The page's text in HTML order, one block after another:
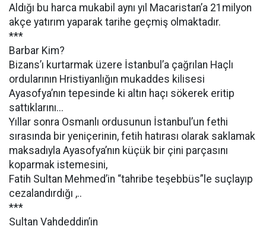
Aldığı bu harca mukabil aynı yıl Macaristan’a 21milyon
akçe yatırım yaparak tarihe geçmiş olmaktadır.
***
Barbar Kim?
Bizans’ı kurtarmak üzere İstanbul’a çağrılan Haçlı
ordularının Hristiyanlığın mukaddes kilisesi
Ayasofya’nın tepesinde ki altın haçı sökerek eritip
sattıklarını...
Yıllar sonra Osmanlı ordusunun İstanbul’un fethi
sırasında bir yeniçerinin, fetih hatırası olarak saklamak
maksadıyla Ayasofya’nın küçük bir çini parçasını
koparmak istemesini,
Fatih Sultan Mehmed’in “tahribe teşebbüs”le suçlayıp
cezalandırdığı ,..
***
Sultan Vahdeddin’in